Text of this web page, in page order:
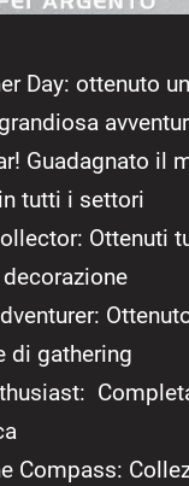
Day: ottenuto
Guadagnato il
tutti i settori
Ottenuti
di gathering
Compass: